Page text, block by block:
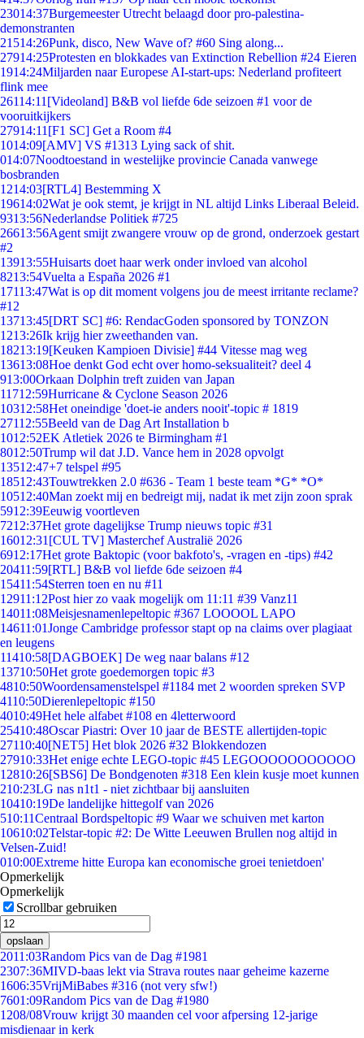
23014:37Burgemeester Utrecht belaagd door pro-palestina-
demonstranten
21514:26Punk, disco, New Wave of? #60 Sing along...
27914:25Protesten en blokkades van Extinction Rebellion #24 Eieren
1914:24Miljarden naar Europese AI-start-ups: Nederland profiteert
flink mee
26114:11 [Videoland] B&B vol liefde 6de seizoen #1 voor de
vooruitkijkers
27914:11 [F1 SC] Get a Room #4
1014:09[AMV] VS #1313 Lying sack of shit.
014:07Noodtoestand in westelijke provincie Canada vanwege
bosbranden
1214:03[RTL4] Bestemming X
19614:02Wat je ook stemt, je krijgt in NL altijd Links Liberaal Beleid.
9313:56Nederlandse Politiek #725
26613:56Agent smijt zwangere vrouw op de grond, onderzoek gestart
#2
13913:55Huisarts doet haar werk onder invloed van alcohol
8213:54Vuelta a España 2026 #1
17113:47Wat is op dit moment volgens jou de meest irritante reclame?
#12
13713:45[DRT SC] #6: RendacGoden sponsored by TONZON
1213:26Ik krijg hier zweethanden van.
18213:19[Keuken Kampioen Divisie] #44 Vitesse mag weg
13613:08Hoe denkt God echt over homo-seksualiteit? deel 4
913:00Orkaan Dolphin treft zuiden van Japan
11712:59Hurricane & Cyclone Season 2026
10312:58Het oneindige 'doet-ie anders nooit'-topic # 1819
27112:55Beeld van de Dag Art Installation b
1012:52EK Atletiek 2026 te Birmingham #1
8012:50Trump wil dat J.D. Vance hem in 2028 opvolgt
13512:47+7 telspel #95
18512:43Touwtrekken 2.0 #636 - Team 1 beste team *G* *O*
10512:40Man zoekt mij en bedreigt mij, nadat ik met zijn zoon sprak
5912:39Eeuwig voortleven
7212:37Het grote dagelijkse Trump nieuws topic #31
16012:31 [CUL TV] Masterchef Australië 2026
6912:17Het grote Baktopic (voor bakfoto's, -vragen en -tips) #42
20411:59[RTL] B&B vol liefde 6de seizoen #4
15411:54Sterren toen en nu #11
12911:12Post hier zo vaak mogelijk om 11:11 #39 Vanz11
14011:08Meisjesnamenlepeltopic #367 LOOOOL LAPO
14611:01Jonge Cambridge professor stapt op na claims over plagiaat
en leugens
11410:58[DAGBOEK] De weg naar balans #12
13710:50Het grote goedemorgen topic #3
4810:50Woordensamenstelspel #1184 met 2 woorden spreken SVP
4110:50Dierenlepeltopic #150
4010:49Het hele alfabet #108 en 4letterwoord
25410:48Oscar Piastri: Over 10 jaar de BESTE allertijden-topic
27110:40[NET5] Het blok 2026 #32 Blokkendozen
27910:33Het enige echte LEGO-topic #45 LEGOOOOOOOOOOO
12810:26[SBS6] De Bondgenoten #318 Een klein kusje moet kunnen
210:23LG nas n1t1 - niet zichtbaar bij aansluiten
10410:19De landelijke hittegolf van 2026
510:11Centraal Bordspeltopic #9 Waar we schuiven met karton
10610:02Telstar-topic #2: De Witte Leeuwen Brullen nog altijd in
Velsen-Zuid!
010:00Extreme hitte Europa kan economische groei tenietdoen'
Opmerkelijk
Opmerkelijk
Scrollbar gebruiken
opslaan
2011:03Random Pics van de Dag #1981
2307:36MIVD-baas lekt via Strava routes naar geheime kazerne
1606:35VrijMiBabes #316 (not very sfw!)
7601:09Random Pics van de Dag #1980
1208/08Vrouw krijgt 30 maanden cel voor afpersing 12-jarige
misdienaar in kerk